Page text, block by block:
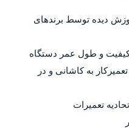
دیده توسط برندهای
و طول عمر دستگاه
به کاشانی و در
تعمیرات